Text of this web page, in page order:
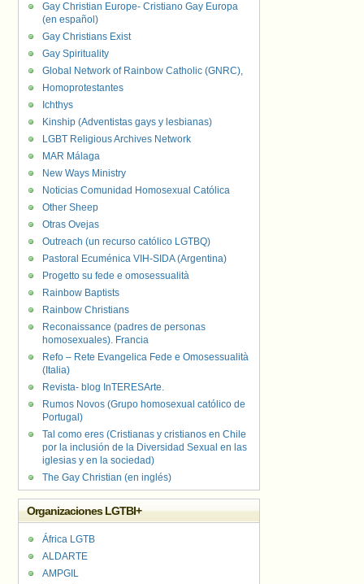
Gay Christian Europe- Cristiano Gay Europa
(en español)
Gay Christians Exist
Gay Spirituality
Global Network of Rainbow Catholic (GNRC),
Homoprotestantes
Ichthys
Kinship (Adventistas gays y lesbianas)
LGBT Religious Archives Network
MAR Málaga
New Ways Ministry
Noticias Comunidad Homosexual Católica
Other Sheep
Otras Ovejas
Outreach (un recurso católico LGTBQ)
Pastoral Ecuménica VIH-SIDA (Argentina)
Progetto su fede e omosessualità
Rainbow Baptists
Rainbow Christians
Reconaissance (padres de personas
homosexuales). Francia
Refo – Rete Evangelica Fede e Omosessualità
(Italia)
Revista- blog InTERESArte.
Rumos Novos (Grupo homosexual católico de
Portugal)
Tal como eres (Cristianas y cristianos en Chile
por la inclusión de la Diversidad Sexual en las
iglesias y en la sociedad)
The Gay Christian (en inglés)
Organizaciones LGTBI+
África LGTB
ALDARTE
AMPGIL